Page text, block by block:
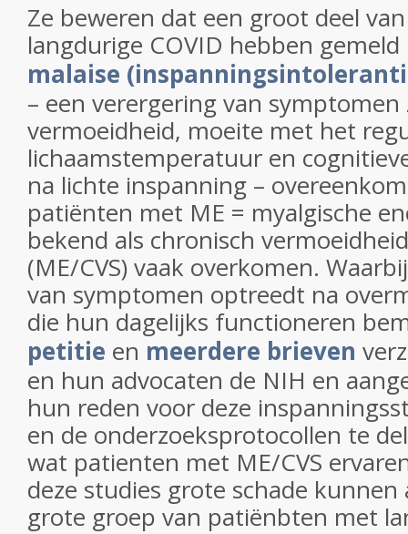
Ze beweren dat een groot deel
langdurige COVID hebben gemeld
malaise
– een verergering van symptomen
vermoeidheid, moeite met het
lichaamstemperatuur en
na lichte inspanning –
patiënten met ME = myalgische
bekend als chronisch
(ME/CVS) vaak overkomen.
van symptomen optreedt na
die hun dagelijks functioneren
petitie en meerdere brieven
en hun advocaten de NIH en
hun reden voor deze
en de onderzoeksprotocollen te
wat patienten met ME/CVS
deze studies grote schade
grote groep van patiënbten met